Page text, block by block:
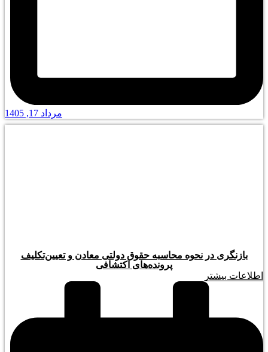
مرداد 17, 1405
بازنگری در نحوه محاسبه حقوق دولتی معادن و تعیین‌تکلیف
پرونده‌های اکتشافی
اطلاعات بیشتر